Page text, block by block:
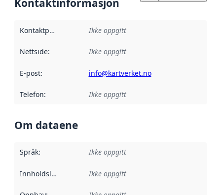
Kontaktinformasjon
Kontaktpunkt Ikke oppgitt
Nettside: Ikke oppgitt
E-post: info@kartverket.no
Telefon: Ikke oppgitt
Om dataene
Språk: Ikke oppgitt
Innholdsleverandører :
Ikke oppgitt